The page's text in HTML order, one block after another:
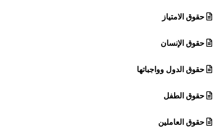
حقوق الامتياز
حقوق الإنسان
حقوق الدول وواجباتها
حقوق الطفل
حقوق العاملين